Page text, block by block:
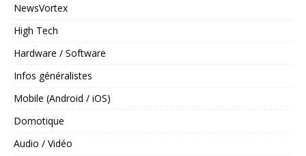
NewsVortex
High Tech
Hardware / Software
Infos généralistes
Mobile (Android / iOS)
Domotique
Audio / Vidéo